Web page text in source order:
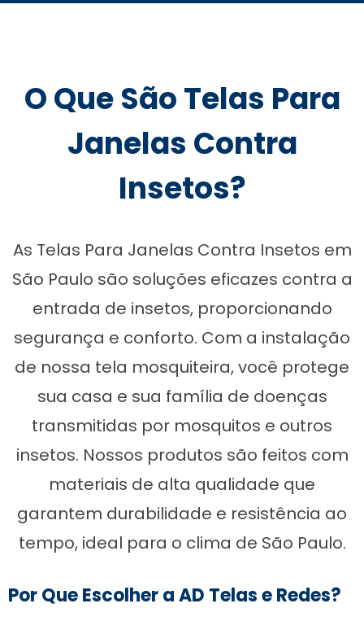
O Que São Telas Para
Janelas Contra
Insetos?
As Telas Para Janelas Contra Insetos em
São Paulo são soluções eficazes contra a
entrada de insetos, proporcionando
segurança e conforto. Com a instalação
de nossa tela mosquiteira, você protege
sua casa e sua família de doenças
transmitidas por mosquitos e outros
insetos. Nossos produtos são feitos com
materiais de alta qualidade que
garantem durabilidade e resistência ao
tempo, ideal para o clima de São Paulo.
Por Que Escolher a AD Telas e Redes?